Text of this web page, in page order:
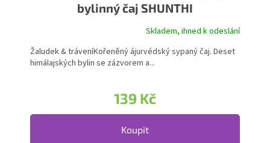
bylinný čaj SHUNTHI
Průměrné hodnocení produktu je 5,0 z 5 hvězdiček.
Skladem, ihned k odeslání
139 Kč
Koupit
Žaludek & tráveníKořeněný ájurvédský sypaný čaj. Deset
himálajských bylin se zázvorem a...